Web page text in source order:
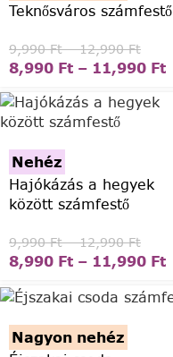
Teknősváros számfestő
9,990Ft – 12,990Ft
8,990 Ft – 11,990 Ft
Nehéz
Hajókázás a hegyek
között számfestő
9,990Ft – 12,990Ft
8,990 Ft – 11,990 Ft
Nagyon nehéz